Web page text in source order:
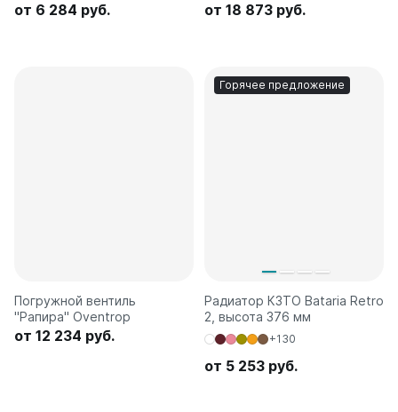
от 6 284 руб. от 18 873 руб.
Погружной вентиль
"Рапира" Oventrop
от 12 234 руб.
Горячее предложение
Радиатор КЗТО Bataria Retro
2, высота 376 мм
+130
от 5 253 руб.